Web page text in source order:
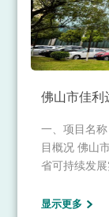
佛山市佳利
一、项目名
目概况 佛山
省可持续发
下设纺织分
显示更多